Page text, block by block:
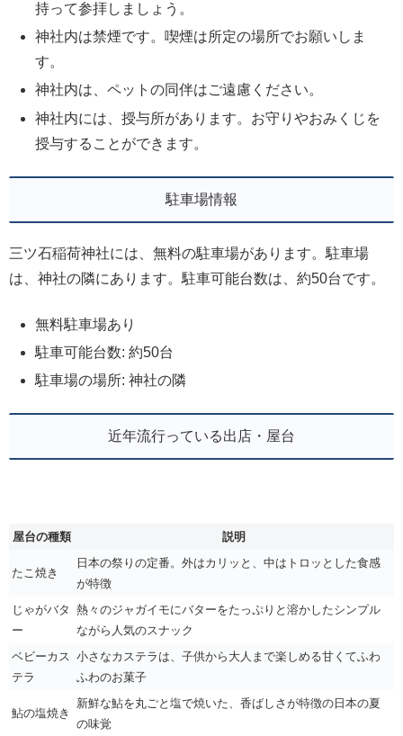
持って参拝しましょう。
神社内は禁煙です。喫煙は所定の場所でお願いしま
す。
神社内は、ペットの同伴はご遠慮ください。
神社内には、授与所があります。お守りやおみくじを
授与することができます。
駐車場情報
三ツ石稲荷神社には、無料の駐車場があります。駐車場
は、神社の隣にあります。駐車可能台数は、約50台です。
無料駐車場あり
駐車可能台数: 約50台
駐車場の場所: 神社の隣
近年流行っている出店・屋台
屋台の種類 説明
たこ焼き
日本の祭りの定番。外はカリッと、中はトロッとした食感
が特徴
じゃがバタ
ー
熱々のジャガイモにバターをたっぷりと溶かしたシンプル
ながら人気のスナック
ベビーカス
テラ
小さなカステラは、子供から大人まで楽しめる甘くてふわ
ふわのお菓子
鮎の塩焼き
新鮮な鮎を丸ごと塩で焼いた、香ばしさが特徴の日本の夏
の味覚